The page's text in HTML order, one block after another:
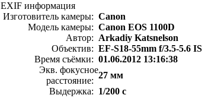
EXIF информация
Изготовитель камеры: Canon
Модель камеры: Canon EOS 1100D
Автор: Arkadiy Katsnelson
Объектив: EF-S18-55mm f/3.5-5.6 IS
Время съёмки: 01.06.2012 13:16:38
Экв. фокусное
расстояние:
27 мм
Выдержка: 1/200 с